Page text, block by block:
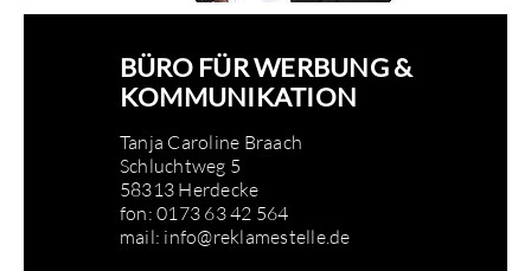
BÜRO FÜR WERBUNG &
KOMMUNIKATION
Tanja Caroline Braach
Schluchtweg 5
58313 Herdecke
fon: 0173 63 42 564
mail: info@reklamestelle.de